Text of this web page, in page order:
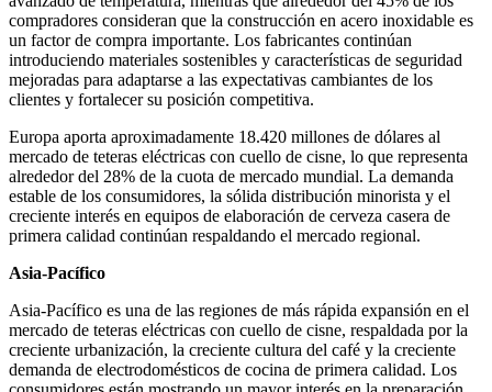
compradores consideran que la construcción en acero inoxidable es
un factor de compra importante. Los fabricantes continúan
introduciendo materiales sostenibles y características de seguridad
mejoradas para adaptarse a las expectativas cambiantes de los
clientes y fortalecer su posición competitiva.
Europa aporta aproximadamente 18.420 millones de dólares al
mercado de teteras eléctricas con cuello de cisne, lo que representa
alrededor del 28% de la cuota de mercado mundial. La demanda
estable de los consumidores, la sólida distribución minorista y el
creciente interés en equipos de elaboración de cerveza casera de
primera calidad continúan respaldando el mercado regional.
Asia-Pacífico
Asia-Pacífico es una de las regiones de más rápida expansión en el
mercado de teteras eléctricas con cuello de cisne, respaldada por la
creciente urbanización, la creciente cultura del café y la creciente
demanda de electrodomésticos de cocina de primera calidad. Los